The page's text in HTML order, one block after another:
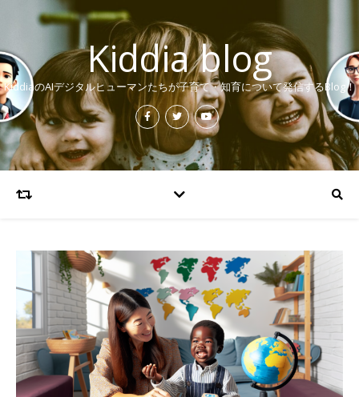
Kiddia blog
KiddiaのAIデジタルヒューマンたちが子育て・知育について発信するBlog！